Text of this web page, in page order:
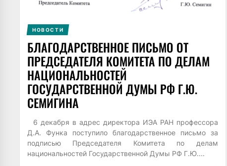
НОВОСТИ
БЛАГОДАРСТВЕННОЕ ПИСЬМО ОТ
ПРЕДСЕДАТЕЛЯ КОМИТЕТА ПО ДЕЛАМ
НАЦИОНАЛЬНОСТЕЙ
ГОСУДАРСТВЕННОЙ ДУМЫ РФ Г.Ю.
СЕМИГИНА
6 декабря в адрес директора ИЭА РАН профессора
Д.А. Функа поступило благодарственное письмо за
подписью Председателя Комитета по делам
национальностей Государственной Думы РФ Г.Ю....